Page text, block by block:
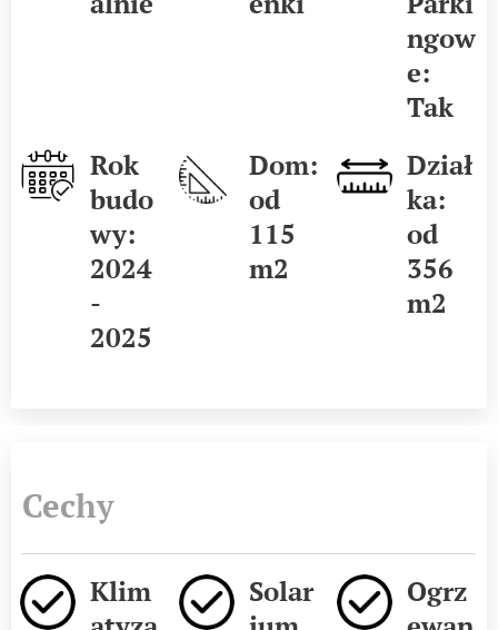
ngow
e:
Tak
Rok
budo
wy:
2024
-
2025
Dom:
od
115
m2
Dział
ka:
od
356
m2
Cechy
Klim
Solar
Ogrz